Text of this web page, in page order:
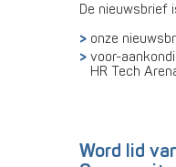
De nieuwsbrief
onze
voor-
HR Tech
Word lid